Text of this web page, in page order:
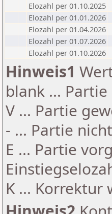
Elozahl per 01.10.2025
Elozahl per 01.01.2026
Elozahl per 01.04.2026
Elozahl per 01.07.2026
Elozahl per 01.10.2026
Hinweis1
blank ...
V ... Partie
- ... Partie
E ... Partie
K ... Korrektur